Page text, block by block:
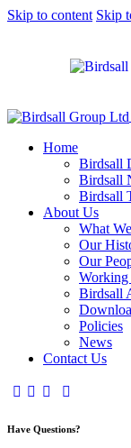
Skip to content Skip
Home
Birdsall
Birdsall
Birdsall
About Us
What
Our
Our
Working
Birdsall
Policies
News
Contact Us
Have Questions?